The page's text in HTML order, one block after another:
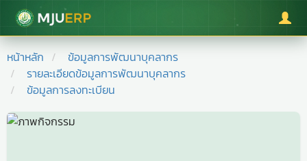
มหาวิทยาลัยแม่โจ้
หน้าหลัก
ข้อมูลการพัฒนาบุคลากร
รายละเอียดข้อมูลการพัฒนาบุคลากร
ข้อมูลการลงทะเบียน